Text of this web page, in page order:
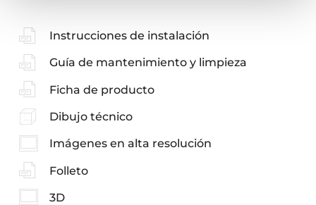
Instrucciones de instalación
Guía de mantenimiento y limpieza
Ficha de producto
Dibujo técnico
Imágenes en alta resolución
Folleto
3D